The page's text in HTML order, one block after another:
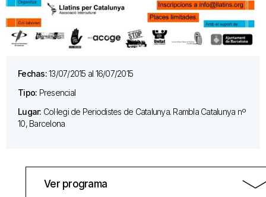
Fechas:13/07/2015 al 16/07/2015
Tipo: Presencial
Lugar: Col·legi de Periodistes de Catalunya. Rambla Catalunya nº
10, Barcelona
Ver programa